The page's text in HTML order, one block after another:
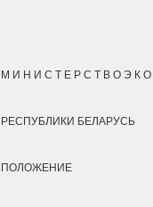
М И Н И С Т Е Р С Т В О Э К
РЕСПУБЛИКИ БЕЛАРУСЬ
ПОЛОЖЕНИЕ